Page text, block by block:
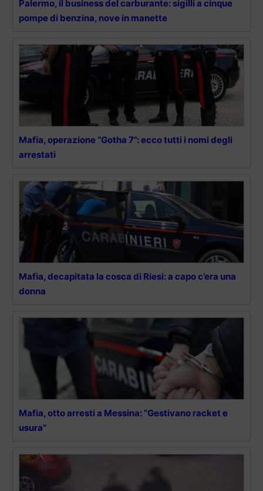
Palermo, il business del carburante: sigilli a cinque
pompe di benzina, nove in manette
Mafia, operazione “Gotha 7”: ecco tutti i nomi degli
arrestati
Mafia, decapitata la cosca di Riesi: a capo c’era una
donna
Mafia, otto arresti a Messina: “Gestivano racket e
usura”